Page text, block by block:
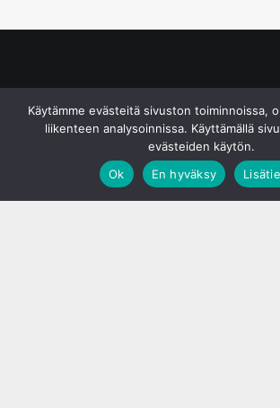
Käytämme evästeitä sivuston toiminnoissa,
liikenteen analysoinnissa. Käyttämällä
evästeiden käytön.
Ok
En hyväksy